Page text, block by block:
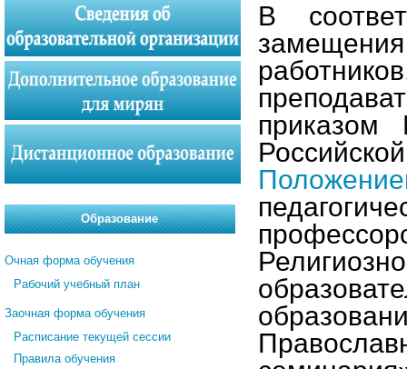
В
приказом
Образование
Очная форма обучения
Рабочий учебный план
Заочная форма обучения
Расписание текущей сессии
Правила обучения